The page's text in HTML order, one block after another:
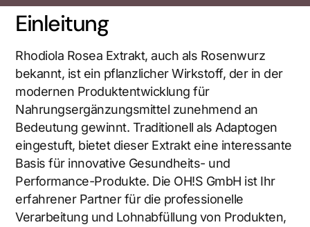
Einleitung
Rhodiola Rosea Extrakt, auch als Rosenwurz
bekannt, ist ein pflanzlicher Wirkstoff, der in der
modernen Produktentwicklung für
Nahrungsergänzungsmittel zunehmend an
Bedeutung gewinnt. Traditionell als Adaptogen
eingestuft, bietet dieser Extrakt eine interessante
Basis für innovative Gesundheits- und
Performance-Produkte. Die OH!S GmbH ist Ihr
erfahrener Partner für die professionelle
Verarbeitung und Lohnabfüllung von Produkten,